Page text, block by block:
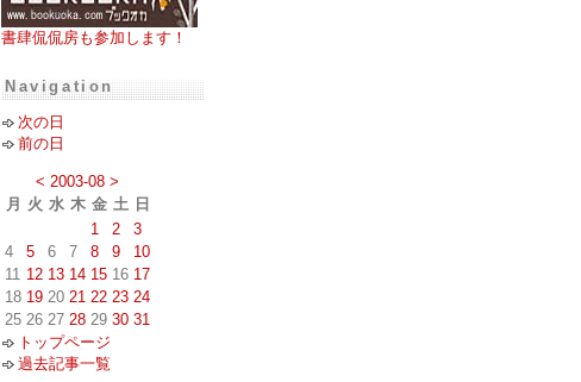
書肆侃侃房も参加します！
Navigation
次の日
前の日
< 2003-08 >
月
火 水 木 金 土 日
1
2
3
4
5 6 7 8 9
10
11 12 13 14 15 16 17
18 19 20 21 22 23 24
25 26 27 28 29 30 31
トップページ
過去記事一覧